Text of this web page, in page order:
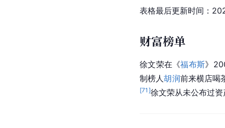
表格最后更新时间：
财富榜单
徐文荣在《福布斯》
制榜人胡润前来横店喝
[71 ]徐文荣从未公布过